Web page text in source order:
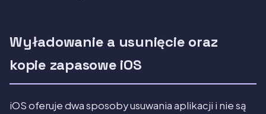
Wyładowanie a usunięcie oraz
kopie zapasowe iOS
iOS oferuje dwa sposoby usuwania aplikacji i nie są